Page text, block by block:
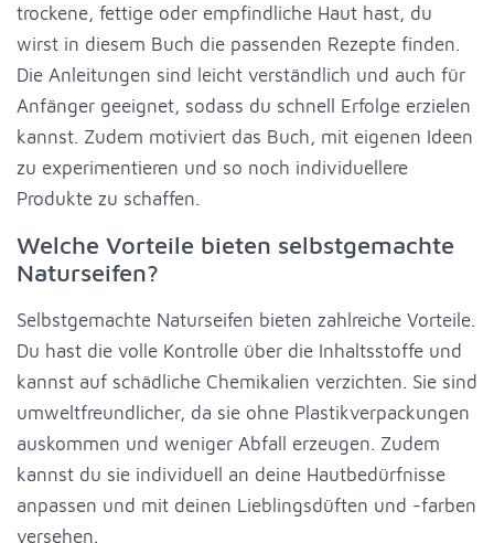
trockene, fettige oder empfindliche Haut hast, du
wirst in diesem Buch die passenden Rezepte finden.
Die Anleitungen sind leicht verständlich und auch für
Anfänger geeignet, sodass du schnell Erfolge erzielen
kannst. Zudem motiviert das Buch, mit eigenen Ideen
zu experimentieren und so noch individuellere
Produkte zu schaffen.
Welche Vorteile bieten selbstgemachte
Naturseifen?
Selbstgemachte Naturseifen bieten zahlreiche Vorteile.
Du hast die volle Kontrolle über die Inhaltsstoffe und
kannst auf schädliche Chemikalien verzichten. Sie sind
umweltfreundlicher, da sie ohne Plastikverpackungen
auskommen und weniger Abfall erzeugen. Zudem
kannst du sie individuell an deine Hautbedürfnisse
anpassen und mit deinen Lieblingsdüften und -farben
versehen.